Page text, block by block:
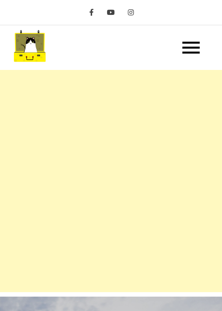
content
嘿 我要旅行 Hey Travel
Life